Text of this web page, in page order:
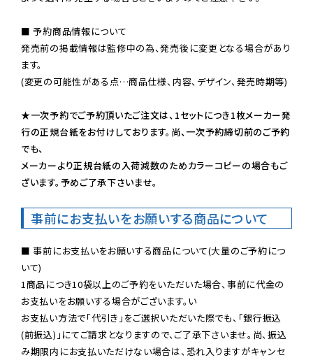
■ 予約商品情報について
発売前の掲載情報は監修中の為、発売後に変更となる場合があり
ます。
(変更の可能性がある点…商品仕様、内容、デザイン、発売時期等)
★一次予約でご予約頂いたご注文は、1セットにつき1枚メーカー発
行の正規台紙をお付けしております。尚、一次予約締切前のご予約
でも、
メーカーより正規台紙の入荷減数のためカラーコピーの場合もご
ざいます。予めご了承下さいませ。
事前にお支払いをお願いする商品について
■ 事前にお支払いをお願いする商品について(大量のご予約につ
いて)
1商品につき10袋以上のご予約をいただいた場合、事前に代金の
お支払いをお願いする場合がございます。い
お支払い方法で「代引き」をご選択いただいた際でも、「銀行振込
(前振込)」にてご請求となりますので、ご了承下さいませ。尚、振込
み期限内にお支払いただけない場合は、恐れ入りますがキャンセ